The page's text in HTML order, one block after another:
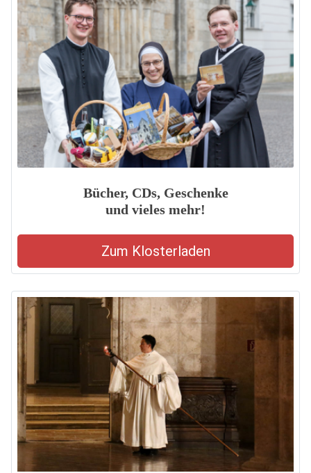
Bücher, CDs, Geschenke
und vieles mehr!
Zum Klosterladen